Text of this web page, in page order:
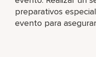
preparativos
evento para